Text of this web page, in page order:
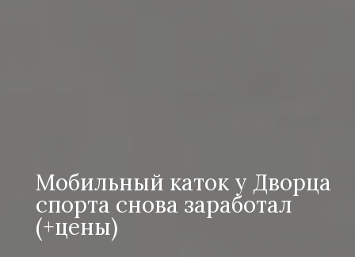
Мобильный каток у Дворца
спорта снова заработал
(+цены)